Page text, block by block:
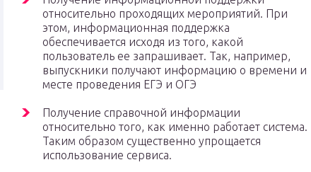
относительно проходящих мероприятий. При
этом, информационная поддержка
обеспечивается исходя из того, какой
пользователь ее запрашивает. Так, например,
выпускники получают информацию о времени и
месте проведения ЕГЭ и ОГЭ
Получение справочной информации
относительно того, как именно работает система.
Таким образом существенно упрощается
использование сервиса.